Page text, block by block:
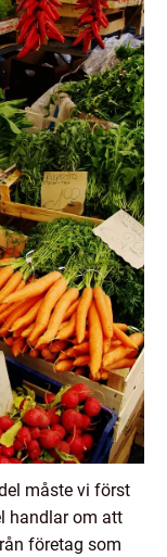
måste vi först
handlar om att
företag som